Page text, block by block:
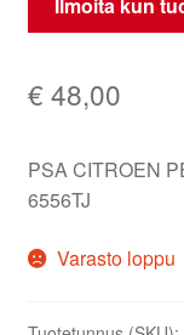
Ilmoita kun
€ 48,00
PSA CITROEN
6556TJ
Varasto loppu